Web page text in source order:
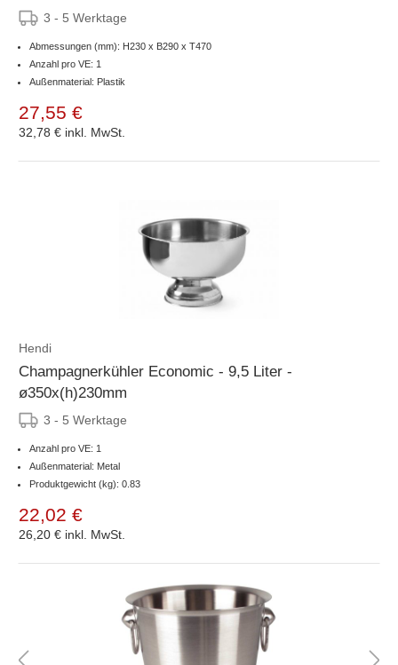
3 - 5 Werktage
Abmessungen (mm): H230 x B290 x T470
Anzahl pro VE: 1
Außenmaterial: Plastik
27,55 €
32,78 € inkl. MwSt.
Hendi
Champagnerkühler Economic - 9,5 Liter -
ø350x(h)230mm
3 - 5 Werktage
Anzahl pro VE: 1
Außenmaterial: Metal
Produktgewicht (kg): 0.83
22,02 €
26,20 € inkl. MwSt.